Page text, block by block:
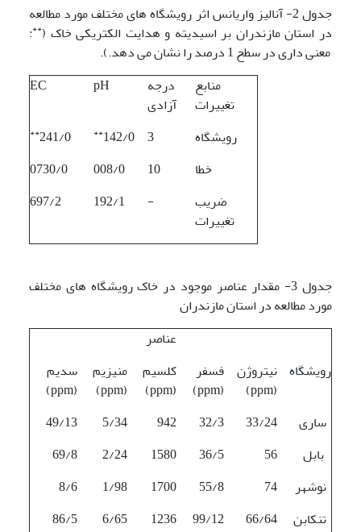
جدول 2- آنالیز واریانس اثر رویشگاه های مختلف مورد مطالعه
در استان مازندران بر اسیدیته و هدایت الکتریکی خاک (**
:
معنی داری در سطح 1 درصد را نشان می دهد.).
EC
pH
درجه
آزادی
منابع
تغییرات
**241/0 **142/0 3
رویشگاه
0730/0
008/0 10
خطا
697/2
192/1 -
ضریب
تغییرات
جدول 3- مقدار عناصر موجود در خاک رویشگاه های مختلف
مورد مطالعه در استان مازندران
رویشگاه نیتروژن
(ppm)
فسفر
(ppm)
عناصر
کلسیم
(ppm)
منیزیم
(ppm)
سدیم
(ppm)
ساری
بابل
نوشهر
تنکابن
33/24
56
74
66/64
32/3
36/5
55/8
99/12
942
1580
1700
1236
5/34
2/24
1/98
6/65
49/13
69/8
8/6
86/5